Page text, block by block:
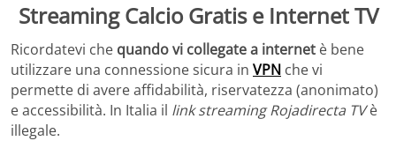
Streaming Calcio Gratis e Internet TV
Ricordatevi che quando vi collegate a internet è bene
utilizzare una connessione sicura in VPN che vi
permette di avere affidabilità, riservatezza (anonimato)
e accessibilità. In Italia il link streaming Rojadirecta TVè
illegale.